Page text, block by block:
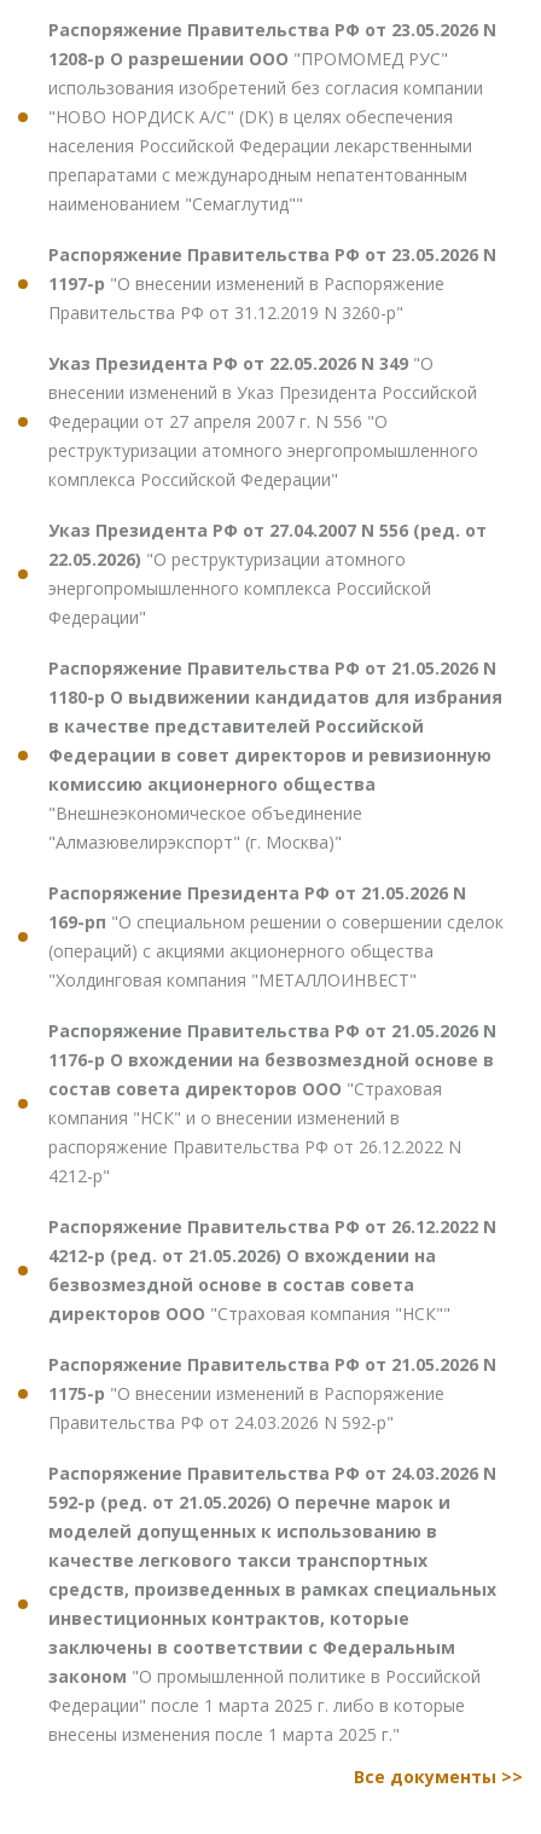
Распоряжение Правительства РФ от 23.05.2026 N
1208-р О разрешении ООО "ПРОМОМЕД РУС"
использования изобретений без согласия компании
"НОВО НОРДИСК А/С" (DK) в целях обеспечения
населения Российской Федерации лекарственными
препаратами с международным непатентованным
наименованием "Семаглутид""
Распоряжение Правительства РФ от 23.05.2026 N
1197-р "О внесении изменений в Распоряжение
Правительства РФ от 31.12.2019 N 3260-р"
Указ Президента РФ от 22.05.2026 N 349 "О
внесении изменений в Указ Президента Российской
Федерации от 27 апреля 2007 г. N 556 "О
реструктуризации атомного энергопромышленного
комплекса Российской Федерации"
Указ Президента РФ от 27.04.2007 N 556 (ред. от
22.05.2026) "О реструктуризации атомного
энергопромышленного комплекса Российской
Федерации"
Распоряжение Правительства РФ от 21.05.2026 N
1180-р О выдвижении кандидатов для избрания
в качестве представителей Российской
Федерации в совет директоров и ревизионную
комиссию акционерного общества
"Внешнеэкономическое объединение
"Алмазювелирэкспорт" (г. Москва)"
Распоряжение Президента РФ от 21.05.2026 N
169-рп "О специальном решении о совершении сделок
(операций) с акциями акционерного общества
"Холдинговая компания "МЕТАЛЛОИНВЕСТ"
Распоряжение Правительства РФ от 21.05.2026 N
1176-р О вхождении на безвозмездной основе в
состав совета директоров ООО "Страховая
компания "НСК" и о внесении изменений в
распоряжение Правительства РФ от 26.12.2022 N
4212-р"
Распоряжение Правительства РФ от 26.12.2022 N
4212-р (ред. от 21.05.2026) О вхождении на
безвозмездной основе в состав совета
директоров ООО "Страховая компания "НСК""
Распоряжение Правительства РФ от 21.05.2026 N
1175-р "О внесении изменений в Распоряжение
Правительства РФ от 24.03.2026 N 592-р"
Распоряжение Правительства РФ от 24.03.2026 N
592-р (ред. от 21.05.2026) О перечне марок и
моделей допущенных к использованию в
качестве легкового такси транспортных
средств, произведенных в рамках специальных
инвестиционных контрактов, которые
заключены в соответствии с Федеральным
законом "О промышленной политике в Российской
Федерации" после 1 марта 2025 г. либо в которые
внесены изменения после 1 марта 2025 г."
Все документы >>